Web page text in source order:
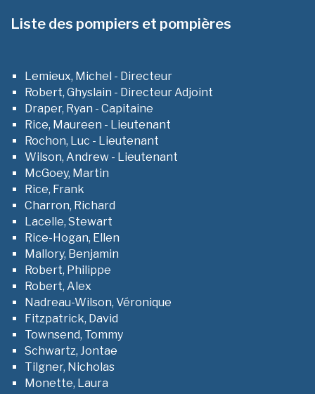
Liste des pompiers et pompières
Lemieux, Michel - Directeur
Robert, Ghyslain - Directeur Adjoint
Draper, Ryan - Capitaine
Rice, Maureen - Lieutenant
Rochon, Luc - Lieutenant
Wilson, Andrew - Lieutenant
McGoey, Martin
Rice, Frank
Charron, Richard
Lacelle, Stewart
Rice-Hogan, Ellen
Mallory, Benjamin
Robert, Philippe
Robert, Alex
Nadreau-Wilson, Véronique
Fitzpatrick, David
Townsend, Tommy
Schwartz, Jontae
Tilgner, Nicholas
Monette, Laura